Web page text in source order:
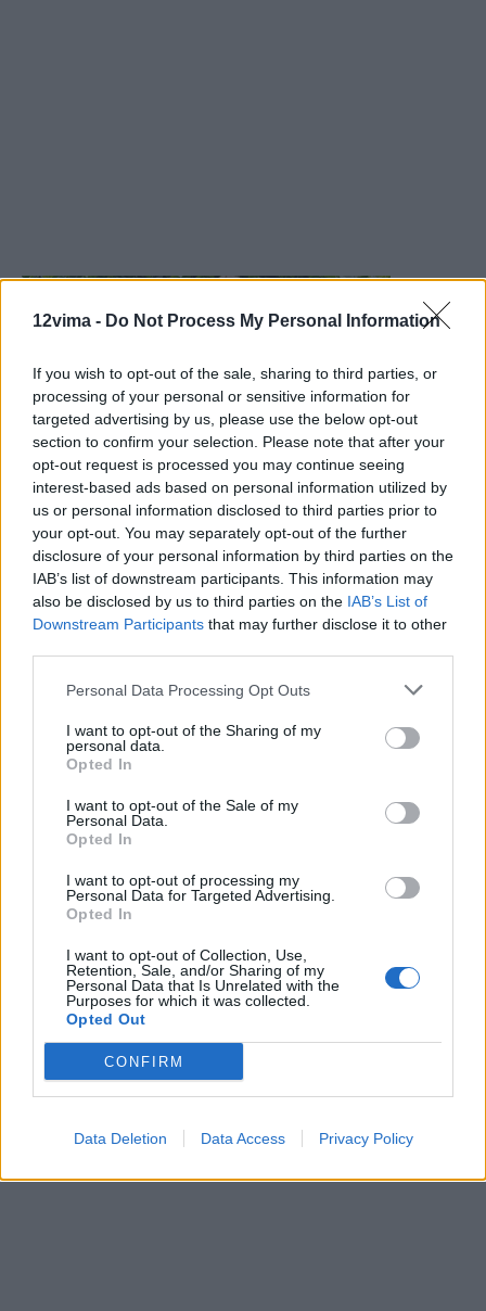
12vima - Do Not Process My Personal Information
If you wish to opt-out of the sale, sharing to third parties, or
processing of your personal or sensitive information for
targeted advertising by us, please use the below opt-out
section to confirm your selection. Please note that after your
opt-out request is processed you may continue seeing
interest-based ads based on personal information utilized by
us or personal information disclosed to third parties prior to
your opt-out. You may separately opt-out of the further
disclosure of your personal information by third parties on the
IAB’s list of downstream participants. This information may
also be disclosed by us to third parties on the IAB’s List of
Downstream Participants that may further disclose it to other
Personal Data Processing Opt Outs
I want to opt-out of the Sharing of my
personal data.
Opted In
I want to opt-out of the Sale of my
Personal Data.
Opted In
I want to opt-out of processing my
Personal Data for Targeted Advertising.
Opted In
I want to opt-out of Collection, Use,
Retention, Sale, and/or Sharing of my
Personal Data that Is Unrelated with the
Purposes for which it was collected.
Opted Out
CONFIRM
Data Deletion Data Access Privacy Policy